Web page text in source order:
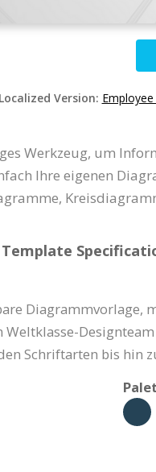
Version:
Werkzeug, um
Ihre eigenen
Diagrammvorlage,
Schriftarten bis